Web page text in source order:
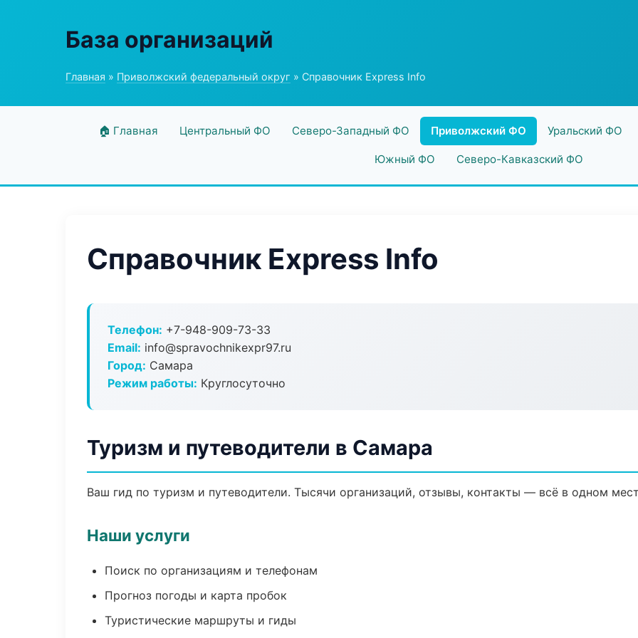
База организаций
Главная » Приволжский федеральный округ » Справочник Express Info
🏠 Главная Центральный ФО Северо-Западный ФО Приволжский ФО Уральский ФО
Южный ФО Северо-Кавказский ФО
Справочник Express Info
Телефон: +7-948-909-73-33
Email: info@spravochnikexpr97.ru
Город: Самара
Режим работы: Круглосуточно
Туризм и путеводители в Самара
Ваш гид по туризм и путеводители. Тысячи организаций, отзывы, контакты — всё в одном
Наши услуги
Поиск по организациям и телефонам
Прогноз погоды и карта пробок
Туристические маршруты и гиды